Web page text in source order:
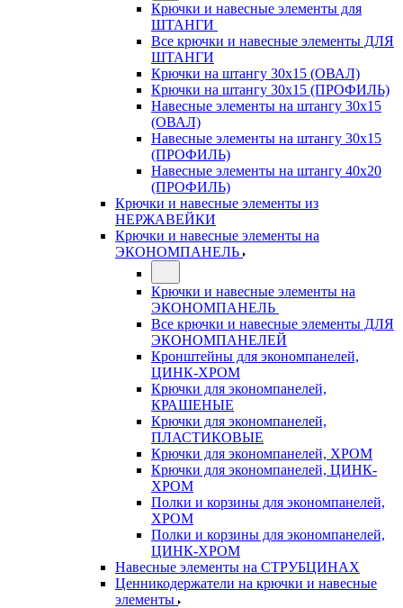
Крючки и навесные элементы для
ШТАНГИ
Все крючки и навесные элементы ДЛЯ
ШТАНГИ
Крючки на штангу 30х15 (ОВАЛ)
Крючки на штангу 30х15 (ПРОФИЛЬ)
Навесные элементы на штангу 30х15
(ОВАЛ)
Навесные элементы на штангу 30х15
(ПРОФИЛЬ)
Навесные элементы на штангу 40х20
(ПРОФИЛЬ)
Крючки и навесные элементы из
НЕРЖАВЕЙКИ
Крючки и навесные элементы на
ЭКОНОМПАНЕЛЬ
Крючки и навесные элементы на
ЭКОНОМПАНЕЛЬ
Все крючки и навесные элементы ДЛЯ
ЭКОНОМПАНЕЛЕЙ
Кронштейны для экономпанелей,
ЦИНК-ХРОМ
Крючки для экономпанелей,
КРАШЕНЫЕ
Крючки для экономпанелей,
ПЛАСТИКОВЫЕ
Крючки для экономпанелей, ХРОМ
Крючки для экономпанелей, ЦИНК-
ХРОМ
Полки и корзины для экономпанелей,
ХРОМ
Полки и корзины для экономпанелей,
ЦИНК-ХРОМ
Навесные элементы на СТРУБЦИНАХ
Ценникодержатели на крючки и навесные
элементы